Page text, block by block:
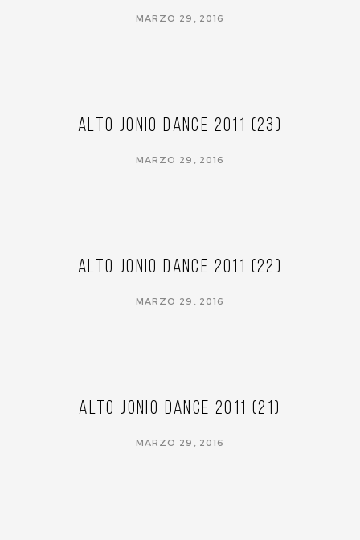
MARZO 29, 2016
Alto Jonio Dance 2011 (23)
MARZO 29, 2016
Alto Jonio Dance 2011 (22)
MARZO 29, 2016
Alto Jonio Dance 2011 (21)
MARZO 29, 2016